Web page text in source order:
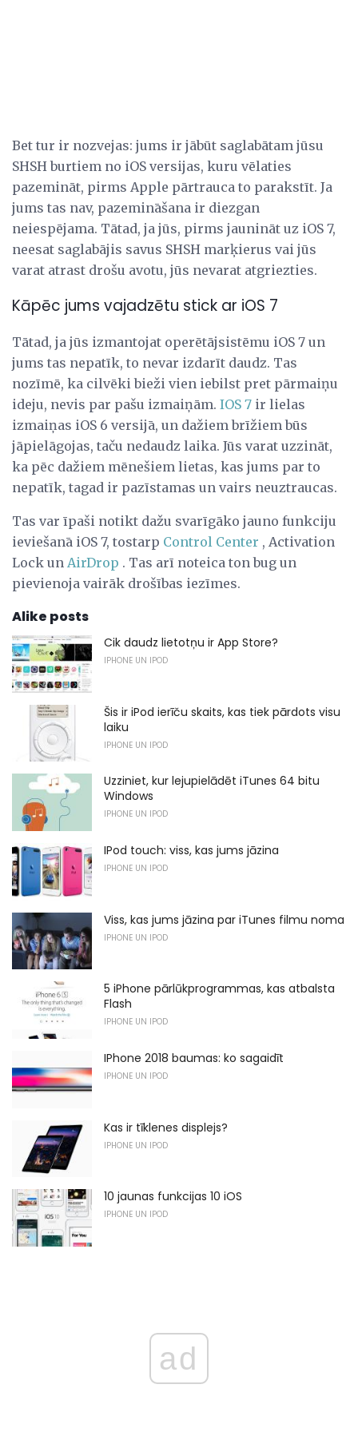
Bet tur ir nozvejas: jums ir jābūt saglabātam jūsu
SHSH burtiem no iOS versijas, kuru vēlaties
pazemināt, pirms Apple pārtrauca to parakstīt. Ja
jums tas nav, pazemināšana ir diezgan
neiespējama. Tātad, ja jūs, pirms jaunināt uz iOS 7,
neesat saglabājis savus SHSH marķierus vai jūs
varat atrast drošu avotu, jūs nevarat atgriezties.
Kāpēc jums vajadzētu stick ar iOS 7
Tātad, ja jūs izmantojat operētājsistēmu iOS 7 un
jums tas nepatīk, to nevar izdarīt daudz. Tas
nozīmē, ka cilvēki bieži vien iebilst pret pārmaiņu
ideju, nevis par pašu izmaiņām. IOS 7 ir lielas
izmaiņas iOS 6 versijā, un dažiem brīžiem būs
jāpielāgojas, taču nedaudz laika. Jūs varat uzzināt,
ka pēc dažiem mēnešiem lietas, kas jums par to
nepatīk, tagad ir pazīstamas un vairs neuztraucas.
Tas var īpaši notikt dažu svarīgāko jauno funkciju
ieviešanā iOS 7, tostarp Control Center , Activation
Lock un AirDrop . Tas arī noteica ton bug un
pievienoja vairāk drošības iezīmes.
Alike posts
Cik daudz lietotņu ir App Store?
IPHONE UN IPOD
Šis ir iPod ierīču skaits, kas tiek pārdots visu
laiku
IPHONE UN IPOD
Uzziniet, kur lejupielādēt iTunes 64 bitu
Windows
IPHONE UN IPOD
IPod touch: viss, kas jums jāzina
IPHONE UN IPOD
Viss, kas jums jāzina par iTunes filmu noma
IPHONE UN IPOD
5 iPhone pārlūkprogrammas, kas atbalsta
Flash
IPHONE UN IPOD
IPhone 2018 baumas: ko sagaidīt
IPHONE UN IPOD
Kas ir tīklenes displejs?
IPHONE UN IPOD
10 jaunas funkcijas 10 iOS
IPHONE UN IPOD
ad